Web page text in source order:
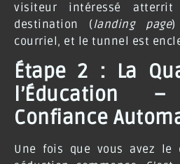
visiteur intéressé
destination (landing page)
courriel, et le tunnel est
Étape 2 : La
Confiance
Une fois que vous avez le